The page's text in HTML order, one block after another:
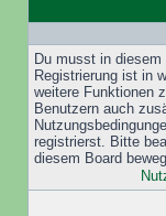
Du musst in
Registrierung ist in
weitere Funktionen
Benutzern auch
registrierst. Bitte
diesem Board